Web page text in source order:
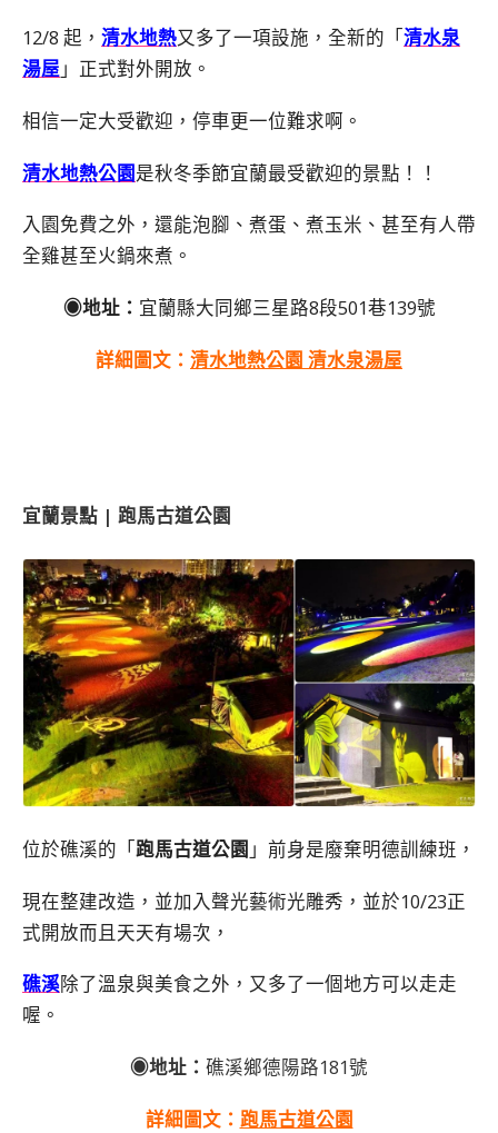
12/8 起， 清水地熱又多了一項設施，全新的「清水泉
湯屋」正式對外開放。
相信一定大受歡迎，停車更一位難求啊。
清水地熱公園是秋冬季節宜蘭最受歡迎的景點！！
入園免費之外，還能泡腳、煮蛋、煮玉米、甚至有人帶
全雞甚至火鍋來煮。
◉地址： 宜蘭縣大同鄉三星路8段501巷139號
詳細圖文： 清水地熱公園 清水泉湯屋
宜蘭景點 | 跑馬古道公園
位於礁溪的「跑馬古道公園 」前身是廢棄明德訓練班，
現在整建改造，並加入聲光藝術光雕秀，並於10/23正
式開放而且天天有場次，
礁溪除了溫泉與美食之外，又多了一個地方可以走走
喔。
◉地址： 礁溪鄉德陽路181號
詳細圖文： 跑馬古道公園